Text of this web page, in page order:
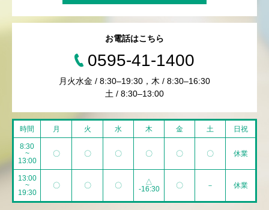
お電話はこちら
0595-41-1400
月火水金 / 8:30–19:30，木 / 8:30–16:30
土 / 8:30–13:00
時間 月 火 水 木 金 土 日祝
8:30
~
13:00
〇 〇 〇 〇 〇 〇 休業
13:00
~
19:30
〇 〇 〇
△
-16:30
〇 － 休業